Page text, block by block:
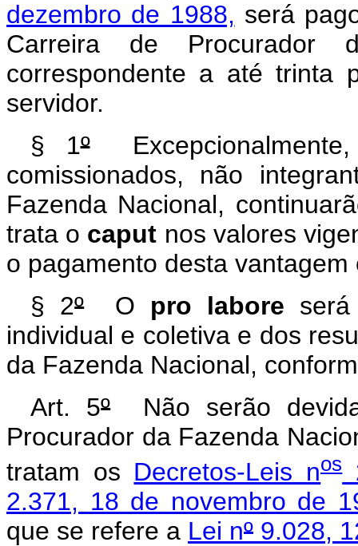
dezembro de 1988, será
Carreira de Procurador
correspondente a até trinta
servidor.
§ 1º
comissionados, não
Fazenda Nacional,
trata o caput nos valores
o pagamento desta
§ 2ºO pro labore
individual e coletiva e dos
da Fazenda Nacional,
Art. 5ºNão serão
Procurador da Fazenda
tratam os Decretos-Leis nos
2.371, 18 de novembro de
que se refere a Lei nº 9.028,